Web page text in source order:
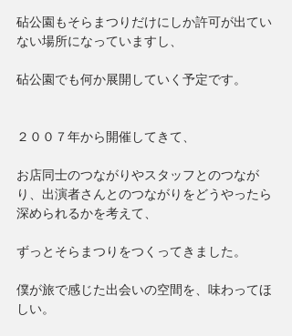
砧公園もそらまつりだけにしか許可が出てい
ない場所になっていますし、
砧公園でも何か展開していく予定です。
２００７年から開催してきて、
お店同士のつながりやスタッフとのつなが
り、出演者さんとのつながりをどうやったら
深められるかを考えて、
ずっとそらまつりをつくってきました。
僕が旅で感じた出会いの空間を、味わってほ
しい。